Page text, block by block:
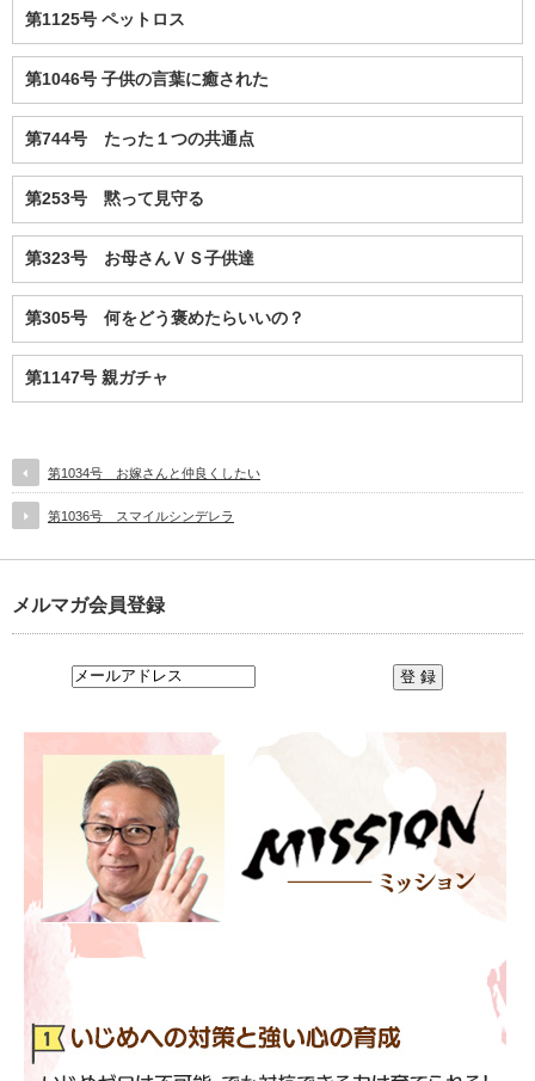
第1125号 ペットロス
第1046号 子供の言葉に癒された
第744号 たった１つの共通点
第253号 黙って見守る
第323号 お母さんＶＳ子供達
第305号 何をどう褒めたらいいの？
第1147号 親ガチャ
第1034号 お嫁さんと仲良くしたい
第1036号 スマイルシンデレラ
メルマガ会員登録